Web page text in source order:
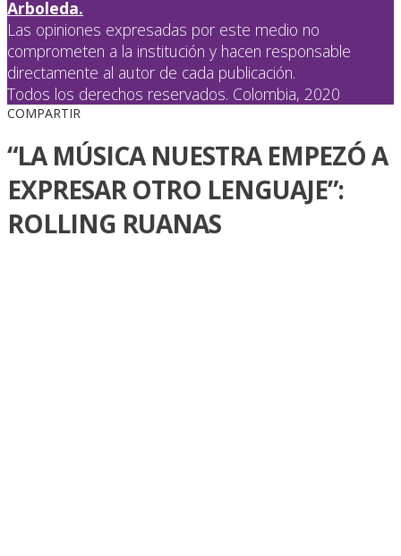
Arboleda.
Las opiniones expresadas por este medio no
comprometen a la institución y hacen responsable
directamente al autor de cada publicación.
Todos los derechos reservados. Colombia, 2020
COMPARTIR
“LA MÚSICA NUESTRA EMPEZÓ A
EXPRESAR OTRO LENGUAJE”:
ROLLING RUANAS